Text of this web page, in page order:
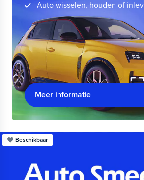
Auto wisselen, houden of
Meer informatie
Beschikbaar